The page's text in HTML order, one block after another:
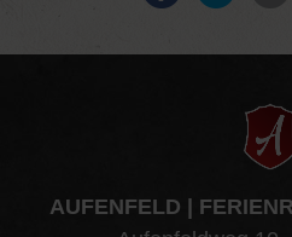
AUFENFELD |